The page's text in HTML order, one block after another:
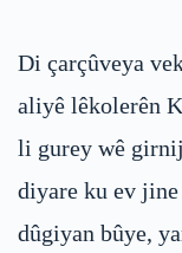
Di çarçûveya
aliyê lêkolerên
li gurey wê
diyare ku ev jine
dûgiyan bûye,